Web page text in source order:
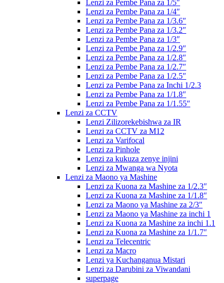
Lenzi za Pembe Pana za 1/5″
Lenzi za Pembe Pana za 1/4″
Lenzi za Pembe Pana za 1/3.6″
Lenzi za Pembe Pana za 1/3.2″
Lenzi za Pembe Pana za 1/3″
Lenzi za Pembe Pana za 1/2.9″
Lenzi za Pembe Pana za 1/2.8″
Lenzi za Pembe Pana za 1/2.7″
Lenzi za Pembe Pana za 1/2.5″
Lenzi za Pembe Pana za Inchi 1/2.3
Lenzi za Pembe Pana za 1/1.8″
Lenzi za Pembe Pana za 1/1.55″
Lenzi za CCTV
Lenzi Zilizorekebishwa za IR
Lenzi za CCTV za M12
Lenzi za Varifocal
Lenzi za Pinhole
Lenzi za kukuza zenye injini
Lenzi za Mwanga wa Nyota
Lenzi za Maono ya Mashine
Lenzi za Kuona za Mashine za 1/2.3″
Lenzi za Kuona za Mashine za 1/1.8″
Lenzi za Maono ya Mashine za 2/3″
Lenzi za Maono ya Mashine za inchi 1
Lenzi za Kuona za Mashine za inchi 1.1
Lenzi za Kuona za Mashine za 1/1.7″
Lenzi za Telecentric
Lenzi za Macro
Lenzi ya Kuchanganua Mistari
Lenzi za Darubini za Viwandani
superpage